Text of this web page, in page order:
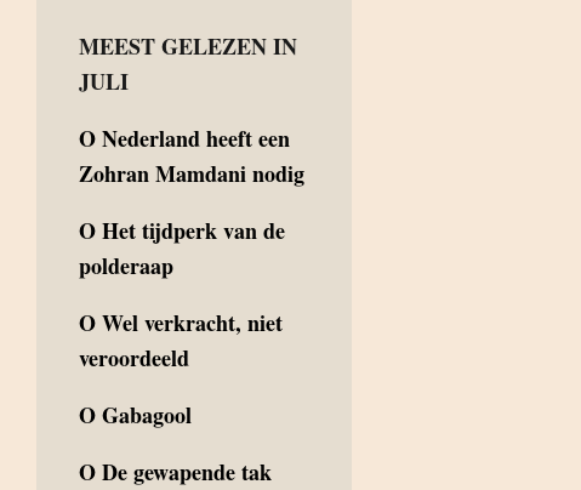
MEEST GELEZEN IN
JULI
ONederland heeft een
Zohran Mamdani nodig
OHet tijdperk van de
polderaap
OWel verkracht, niet
veroordeeld
OGabagool
ODe gewapende tak